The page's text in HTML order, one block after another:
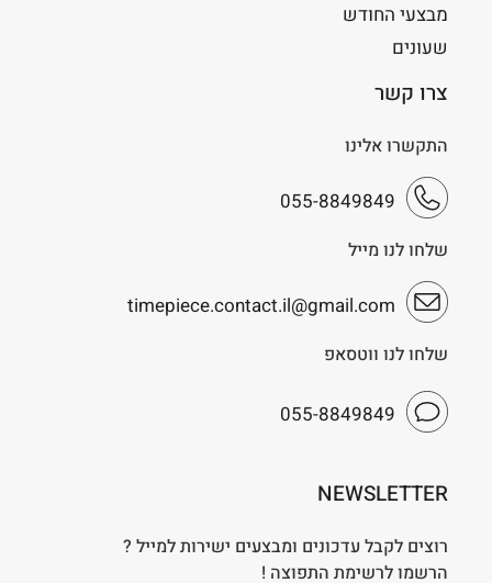
מבצעי החודש
שעונים
צרו קשר
התקשרו אלינו
055-8849849
שלחו לנו מייל
timepiece.contact.il@gmail.com
שלחו לנו ווטסאפ
055-8849849
NEWSLETTER
רוצים לקבל עדכונים ומבצעים ישירות למייל ?
הרשמו לרשימת התפוצה !